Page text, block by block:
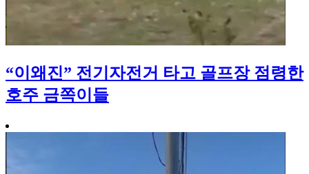
“이왜진” 전기자전거 타고 골프장 점령한
호주 금쪽이들